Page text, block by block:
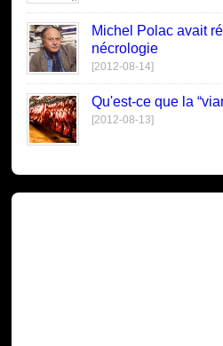
Michel Polac avait
nécrologie
[2012-08-14]
Qu'est-ce que la
[2012-08-13]